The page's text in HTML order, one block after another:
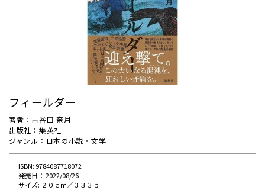
フィールダー
著者：古谷田 奈月
出版社：集英社
ジャンル：日本の小説・文学
ISBN: 9784087718072
発売⽇： 2022/08/26
サイズ: ２０ｃｍ／３３３ｐ